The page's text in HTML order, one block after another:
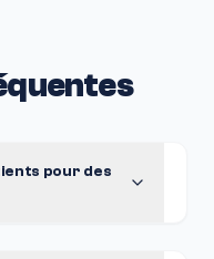
pour des